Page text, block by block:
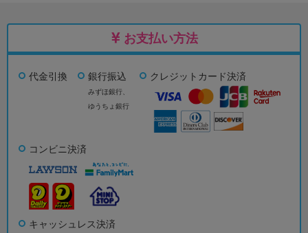
お支払い方法
代金引換 銀行振込
みずほ銀行、
ゆうちょ銀行
クレジットカード決済
コンビニ決済
キャッシュレス決済